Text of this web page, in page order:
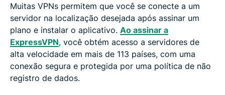
Muitas VPNs permitem que você se conecte a um
servidor na localização desejada após assinar um
plano e instalar o aplicativo. Ao assinar a
ExpressVPN, você obtém acesso a servidores de
alta velocidade em mais de 113 países, com uma
conexão segura e protegida por uma política de não
registro de dados.